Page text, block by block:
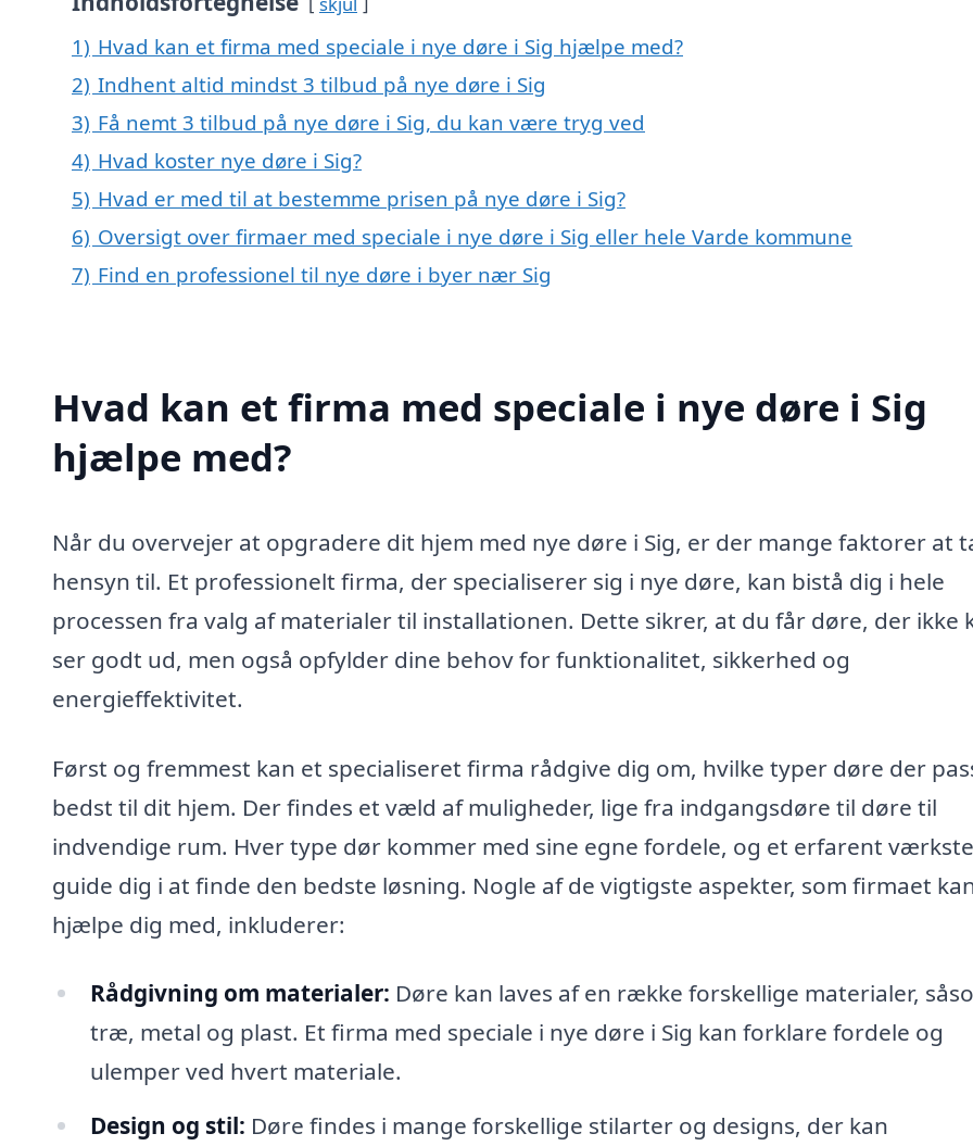
1) Hvad kan et firma med speciale i nye døre i Sig hjælpe med?
2) Indhent altid mindst 3 tilbud på nye døre i Sig
3) Få nemt 3 tilbud på nye døre i Sig, du kan være tryg ved
4) Hvad koster nye døre i Sig?
5) Hvad er med til at bestemme prisen på nye døre i Sig?
6) Oversigt over firmaer med speciale i nye døre i Sig eller hele Varde kommune
7) Find en professionel til nye døre i byer nær Sig
Hvad kan et firma med speciale i nye døre i Sig
hjælpe med?
Når du overvejer at opgradere dit hjem med nye døre i Sig, er der mange faktorer at
hensyn til. Et professionelt firma, der specialiserer sig i nye døre, kan bistå dig i hele
processen fra valg af materialer til installationen. Dette sikrer, at du får døre, der ikke
ser godt ud, men også opfylder dine behov for funktionalitet, sikkerhed og
energieffektivitet.
Først og fremmest kan et specialiseret firma rådgive dig om, hvilke typer døre der
bedst til dit hjem. Der findes et væld af muligheder, lige fra indgangsdøre til døre til
indvendige rum. Hver type dør kommer med sine egne fordele, og et erfarent
guide dig i at finde den bedste løsning. Nogle af de vigtigste aspekter, som firmaet
hjælpe dig med, inkluderer:
Rådgivning om materialer: Døre kan laves af en række forskellige materialer,
træ, metal og plast. Et firma med speciale i nye døre i Sig kan forklare fordele og
ulemper ved hvert materiale.
Design og stil: Døre findes i mange forskellige stilarter og designs, der kan